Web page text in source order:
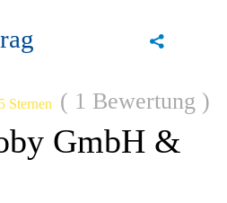
Sternen 1 Bewertung
GmbH &